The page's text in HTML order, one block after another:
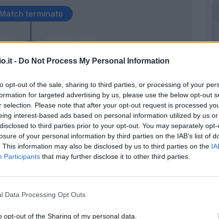
- Do Not Process My Personal Information
opt-out of the sale, sharing to third parties, or processing of your
for targeted advertising by us, please use the below opt-out
selection. Please note that after your opt-out request is processed
interest-based ads based on personal information utilized by us
to third parties prior to your opt-out. You may separately
of your personal information by third parties on the IAB’s list of
This information may also be disclosed by us to third parties on the
Participants that may further disclose it to other third parties.
Data Processing Opt Outs
opt-out of the Sharing of my personal data.
70’
74’
77’ Sirigu
Buksa
Match terminato